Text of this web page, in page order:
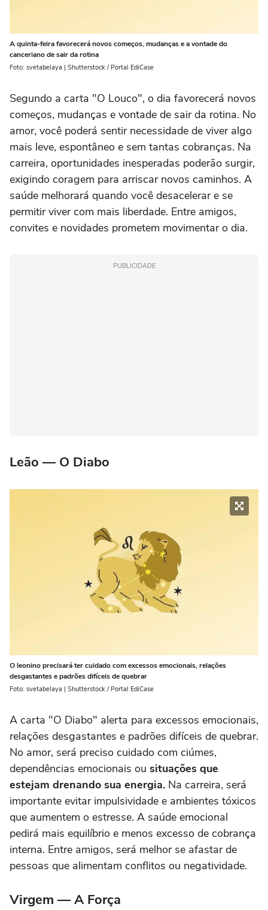
A quinta-feira favorecerá novos começos, mudanças e a vontade do
canceriano de sair da rotina
Foto: svetabelaya | Shutterstock / Portal EdiCase
Segundo a carta "O Louco", o dia favorecerá novos
começos, mudanças e vontade de sair da rotina. No
amor, você poderá sentir necessidade de viver algo
mais leve, espontâneo e sem tantas cobranças. Na
carreira, oportunidades inesperadas poderão surgir,
exigindo coragem para arriscar novos caminhos. A
saúde melhorará quando você desacelerar e se
permitir viver com mais liberdade. Entre amigos,
convites e novidades prometem movimentar o dia.
PUBLICIDADE
Leão — O Diabo
O leonino precisará ter cuidado com excessos emocionais, relações
desgastantes e padrões difíceis de quebrar
Foto: svetabelaya | Shutterstock / Portal EdiCase
A carta "O Diabo" alerta para excessos emocionais,
relações desgastantes e padrões difíceis de quebrar.
No amor, será preciso cuidado com ciúmes,
dependências emocionais ou situações que
estejam drenando sua energia. Na carreira, será
importante evitar impulsividade e ambientes tóxicos
que aumentem o estresse. A saúde emocional
pedirá mais equilíbrio e menos excesso de cobrança
interna. Entre amigos, será melhor se afastar de
pessoas que alimentam conflitos ou negatividade.
Virgem — A Força